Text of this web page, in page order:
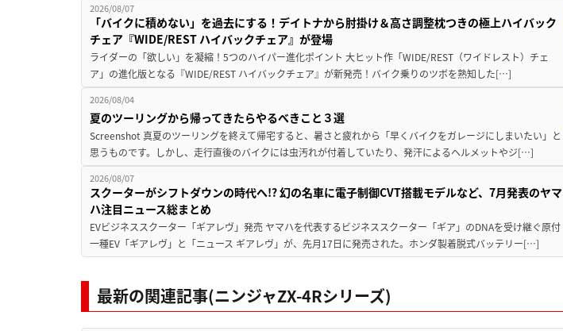
2026/08/07
「バイクに積めない」を過去にする！デイトナから肘掛け＆高さ調整枕つきの極上ハイバック
チェア『WIDE/REST ハイバックチェア』が登場
ライダーの「欲しい」を凝縮！5つのハイパー進化ポイント 大ヒット作「WIDE/REST（ワイドレスト）チェ
ア」の進化版となる『WIDE/REST ハイバックチェア』が新発売！バイク乗りのツボを熟知した[…]
2026/08/04
夏のツーリングから帰ってきたらやるべきこと３選
Screenshot 真夏のツーリングを終えて帰宅すると、暑さと疲れから「早くバイクをガレージにしまいたい」と
思うものです。しかし、走行直後のバイクには虫汚れが付着していたり、発汗によるヘルメットやジ[…]
2026/08/07
スクーターがシフトダウンの時代へ!? 幻の名車に電子制御CVT搭載モデルなど、7月発表のヤマ
ハ注目ニュース総まとめ
EVビジネススクーター「ギアレヴ」発売 ヤマハを代表するビジネススクーター「ギア」のDNAを受け継ぐ原付
一種EV「ギアレヴ」と「ニュース ギアレヴ」が、先月17日に発売された。ホンダ製着脱式バッテリー[…]
最新の関連記事(ニンジャZX-4Rシリーズ)